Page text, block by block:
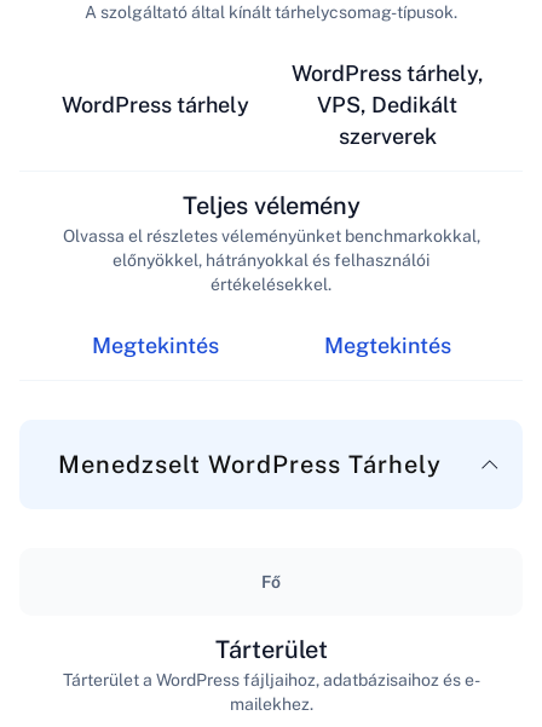
WordPress tárhely
A szolgáltató által kínált tárhelycsomag-típusok.
WordPress tárhely,
VPS, Dedikált
szerverek
Megtekintés
Teljes vélemény
Olvassa el részletes véleményünket benchmarkokkal,
előnyökkel, hátrányokkal és felhasználói
értékelésekkel.
Megtekintés
Menedzselt WordPress Tárhely
Fő
Tárterület
Tárterület a WordPress fájljaihoz, adatbázisaihoz és e-
mailekhez.